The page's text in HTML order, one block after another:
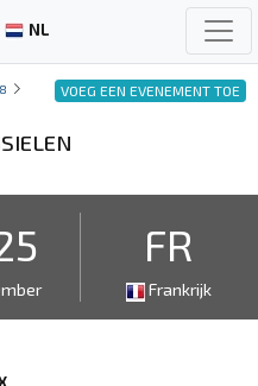
NL
VOEG EEN EVENEMENT TOE
FR
Frankrijk